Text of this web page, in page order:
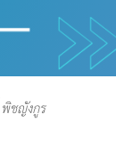
ชญังกูร